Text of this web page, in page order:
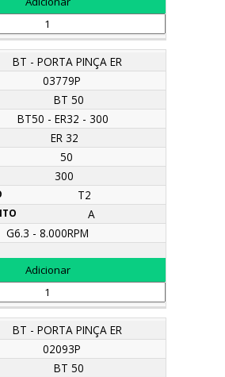
BT - PORTA PINÇA ER
03779P
BT 50
BT50 - ER32 - 300
ER 32
50
300
T2
A
G6.3 - 8.000RPM
BT - PORTA PINÇA ER
02093P
BT 50